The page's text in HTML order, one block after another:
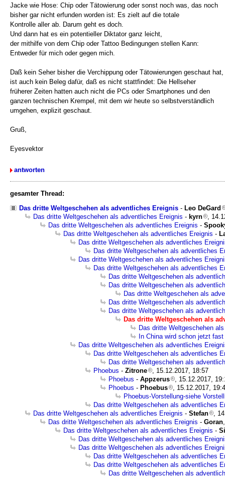
Jacke wie Hose: Chip oder Tätowierung oder sonst noch was, das noch
bisher gar nicht erfunden worden ist: Es zielt auf die totale
Kontrolle aller ab. Darum geht es doch.
Und dann hat es ein potentieller Diktator ganz leicht,
der mithilfe von dem Chip oder Tattoo Bedingungen stellen Kann:
Entweder für mich oder gegen mich.
Daß kein Seher bisher die Verchippung oder Tätowierungen geschaut hat,
ist auch kein Beleg dafür, daß es nicht stattfindet: Die Hellseher
früherer Zeiten hatten auch nicht die PCs oder Smartphones und den
ganzen technischen Krempel, mit dem wir heute so selbstverständlich
umgehen, explizit geschaut.
Gruß,
Eyesvektor
antworten
gesamter Thread:
Das dritte Weltgeschehen als adventliches Ereignis - Leo DeGard
Das dritte Weltgeschehen als adventliches Ereignis - kyrn
,
Das dritte Weltgeschehen als adventliches Ereignis -
Das dritte Weltgeschehen als adventliches Ereignis -
Das dritte Weltgeschehen als adventliches
Das dritte Weltgeschehen als adventliches
Das dritte Weltgeschehen als adventliches
Das dritte Weltgeschehen als adventliches
Das dritte Weltgeschehen als
Das dritte Weltgeschehen als
Das dritte Weltgeschehen als
Das dritte Weltgeschehen als
Das dritte Weltgeschehen als
Das dritte Weltgeschehen als
Das dritte Weltgeschehen
In China wird schon jetzt
Das dritte Weltgeschehen als adventliches
Das dritte Weltgeschehen als adventliches
Das dritte Weltgeschehen als
Phoebus - Zitrone
, 15.12.2017, 18:57
Phoebus - Appzerus
, 15.12.2017,
Phoebus - Phoebus
, 15.12.2017,
Phoebus-Vorstellung-siehe
Das dritte Weltgeschehen als adventliches
Das dritte Weltgeschehen als adventliches Ereignis - Stefan
,
Das dritte Weltgeschehen als adventliches Ereignis - Goran
Das dritte Weltgeschehen als adventliches Ereignis -
Das dritte Weltgeschehen als adventliches
Das dritte Weltgeschehen als adventliches
Das dritte Weltgeschehen als adventliches
Das dritte Weltgeschehen als adventliches
Das dritte Weltgeschehen als